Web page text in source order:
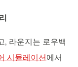
, 라운지는 로우백
시뮬레이션에서